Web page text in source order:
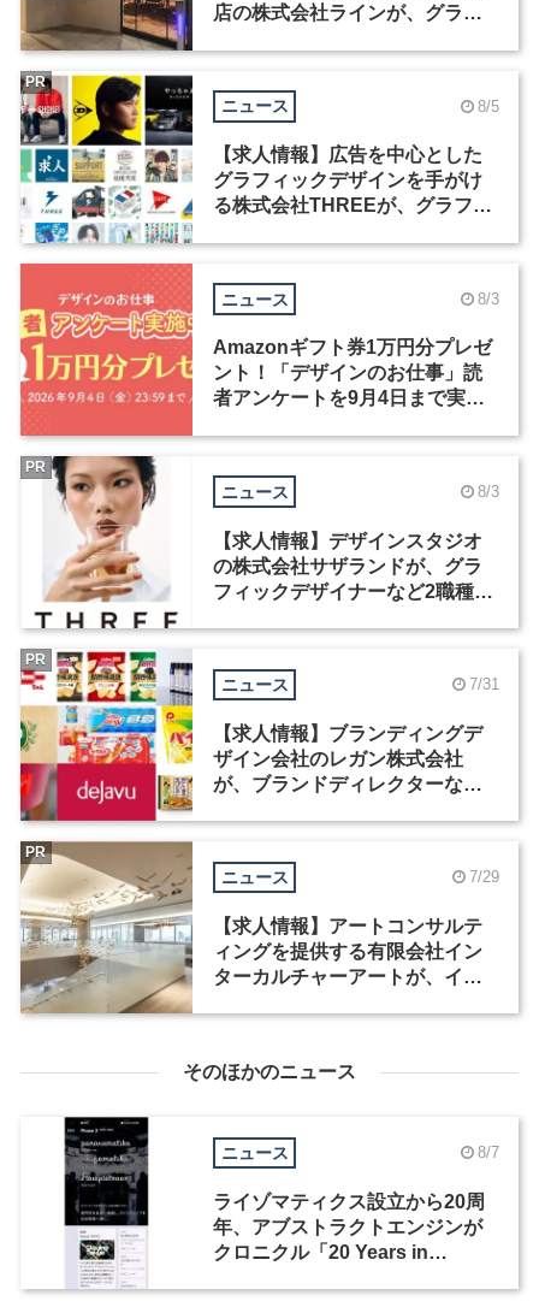
店の株式会社ラインが、グラフ
ニュース 8/5
【求人情報】広告を中心とした
グラフィックデザインを手がけ
る株式会社THREEが、グラフィ
PR
ニュース 8/3
Amazonギフト券1万円分プレゼ
ント！「デザインのお仕事」読
者アンケートを9月4日まで実施
ニュース 8/3
【求人情報】デザインスタジオ
の株式会社サザランドが、グラ
フィックデザイナーなど2職種を
PR
ニュース 7/31
【求人情報】ブランディングデ
ザイン会社のレガン株式会社
が、ブランドディレクターなど3
PR
ニュース 7/29
【求人情報】アートコンサルテ
ィングを提供する有限会社イン
ターカルチャーアートが、イン
PR
そのほかのニュース
ニュース 8/7
ライゾマティクス設立から20周
年、アブストラクトエンジンが
クロニクル「20 Years in